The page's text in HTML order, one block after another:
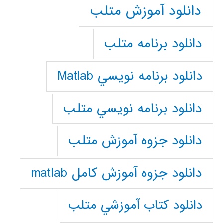
دانلود آموزش متلب
دانلود برنامه متلب
دانلود برنامه نويسي Matlab
دانلود برنامه نويسي متلب
دانلود جزوه آموزش متلب
دانلود جزوه آموزش کامل matlab
دانلود كتاب آموزشي متلب